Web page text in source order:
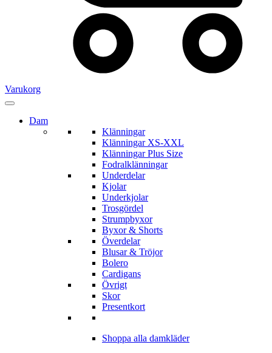
Varukorg
Dam
Klänningar
Klänningar XS-XXL
Klänningar Plus Size
Fodralklänningar
Underdelar
Kjolar
Underkjolar
Trosgördel
Strumpbyxor
Byxor & Shorts
Överdelar
Blusar & Tröjor
Bolero
Cardigans
Övrigt
Skor
Presentkort
Shoppa alla damkläder